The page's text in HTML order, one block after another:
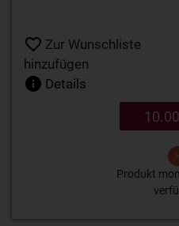
Zur Wunschliste
hinzufügen
Details
Produkt